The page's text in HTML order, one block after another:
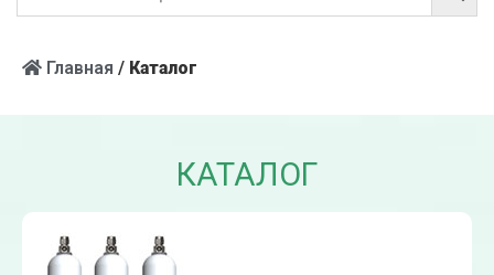
Главная / Каталог
КАТАЛОГ